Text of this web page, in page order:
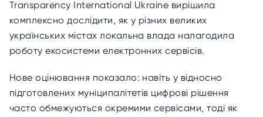
Transparency International Ukraine вирішила
комплексно дослідити, як у різних великих
українських містах локальна влада налагодила
роботу екосистеми електронних сервісів.
Нове оцінювання показало: навіть у відносно
підготовлених муніципалітетів цифрові рішення
часто обмежуються окремими сервісами, тоді як